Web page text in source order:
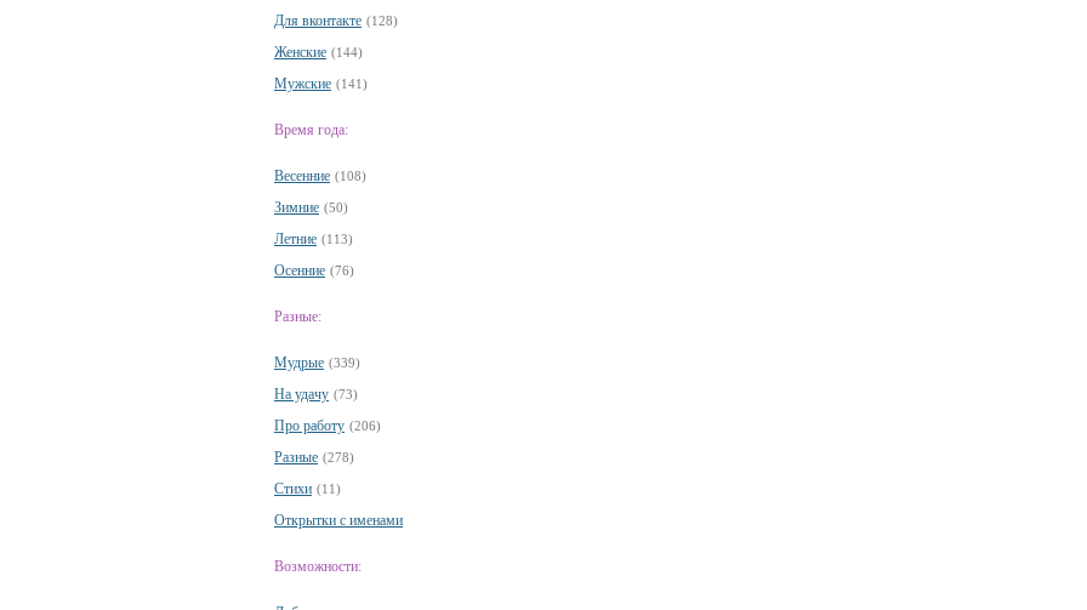
Для вконтакте (128)
Женские (144)
Мужские (141)
Время года:
Весенние (108)
Зимние (50)
Летние (113)
Осенние (76)
Разные:
Мудрые (339)
На удачу (73)
Про работу (206)
Разные (278)
Стихи (11)
Открытки с именами
Возможности: